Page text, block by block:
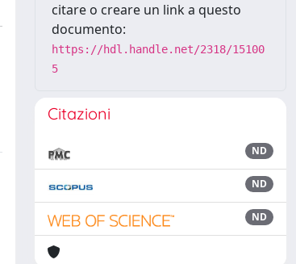
citare o creare un link a questo
documento:
https://hdl.handle.net/2318/15100
5
Citazioni
ND
ND
ND